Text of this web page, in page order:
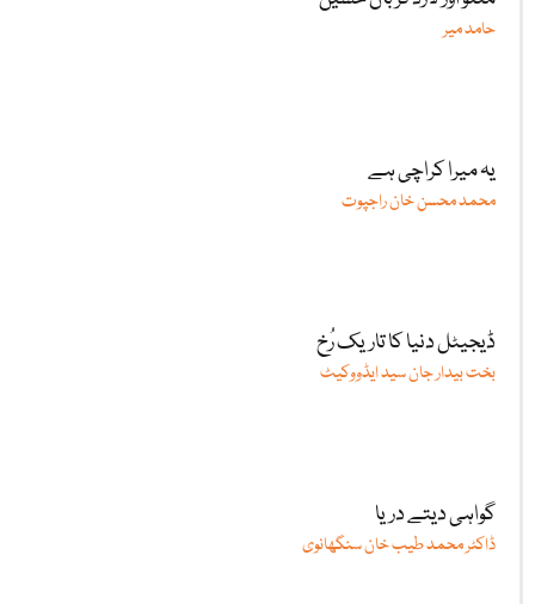
حامد میر
یہ میرا کراچی ہے
محمد محسن خان راجپوت
ڈیجیٹل دنیا کا تاریک رُخ
بخت بیدار جان سید ایڈووکیٹ
گواہی دیتے دریا
ڈاکٹر محمد طیب خان سنگھانوی